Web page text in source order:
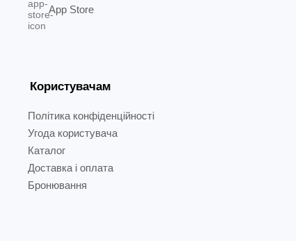
App Store
Користувачам
Політика конфіденційності
Угода користувача
Каталог
Доставка і оплата
Бронювання